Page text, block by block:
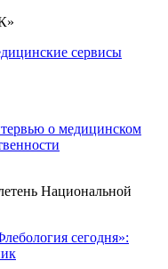
сервисы
о медицинском
сегодня»: